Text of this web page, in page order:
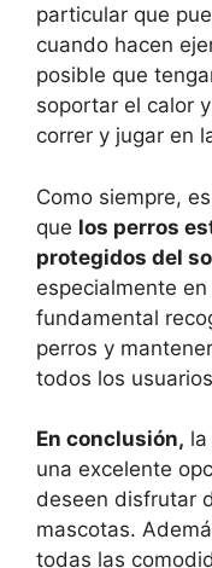
particular que
cuando hacen
posible que
soportar el calor
correr y jugar en
Como siempre,
que los perros
protegidos del
especialmente
fundamental
perros y
todos los
En conclusión,
una excelente
deseen disfrutar
mascotas.
todas las